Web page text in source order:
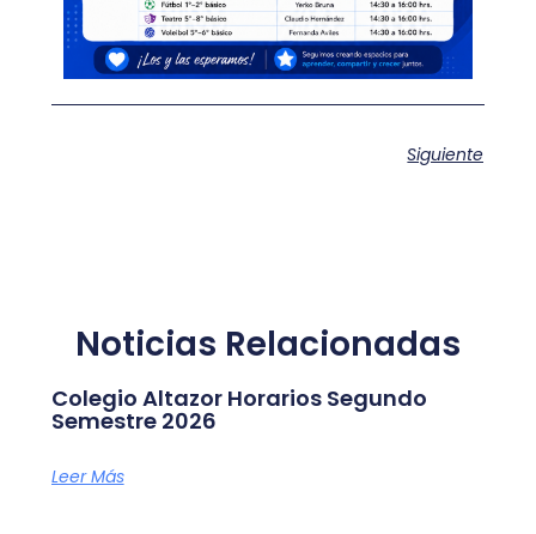
Siguiente
Noticias Relacionadas
Colegio Altazor Horarios Segundo
Semestre 2026
Leer Más